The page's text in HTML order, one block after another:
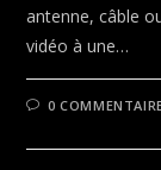
antenne, câble
vidéo à une…
0